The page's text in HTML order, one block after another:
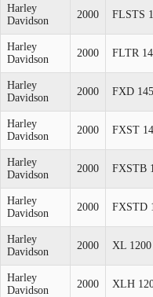
Harley
Davidson
2000 FLSTS
Harley
Davidson
2000 FLTR
Harley
Davidson
2000 FXD
Harley
Davidson
2000 FXST
Harley
Davidson
2000 FXSTB
Harley
Davidson
2000 FXSTD
Harley
Davidson
2000 XL
Harley
Davidson
2000 XLH